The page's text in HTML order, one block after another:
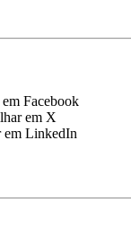
Facebook
em X
em LinkedIn